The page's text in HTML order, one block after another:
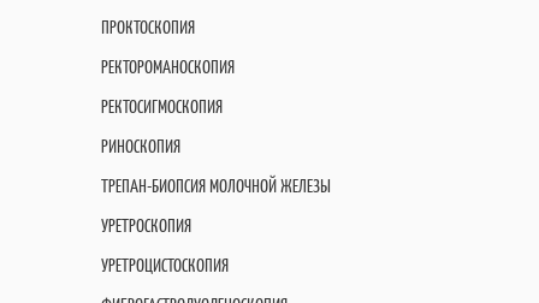
ПРОКТОСКОПИЯ
РЕКТОРОМАНОСКОПИЯ
РЕКТОСИГМОСКОПИЯ
РИНОСКОПИЯ
ТРЕПАН-БИОПСИЯ МОЛОЧНОЙ ЖЕЛЕЗЫ
УРЕТРОСКОПИЯ
УРЕТРОЦИСТОСКОПИЯ